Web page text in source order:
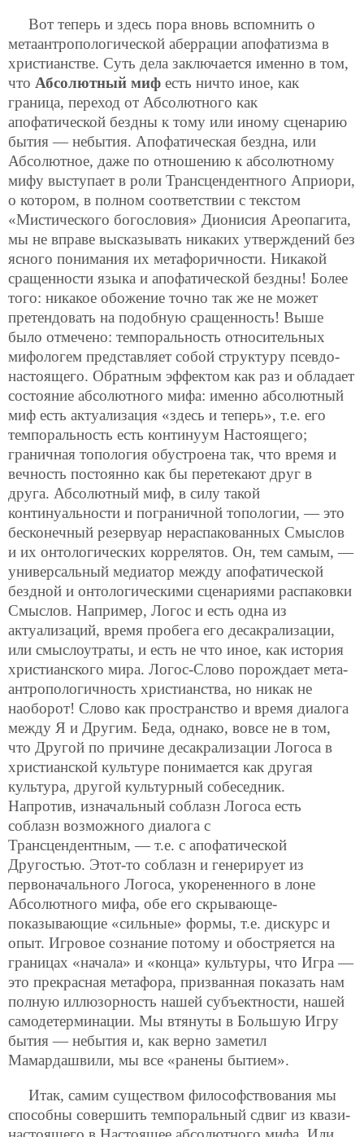
Вот теперь и здесь пора вновь вспомнить о
метаантропологической аберрации апофатизма в
христианстве. Суть дела заключается именно в том,
что Абсолютный миф есть ничто иное, как
граница, переход от Абсолютного как
апофатической бездны к тому или иному сценарию
бытия — небытия. Апофатическая бездна, или
Абсолютное, даже по отношению к абсолютному
мифу выступает в роли Трансцендентного Априори,
о котором, в полном соответствии с текстом
«Мистического богословия» Дионисия Ареопагита,
мы не вправе высказывать никаких утверждений без
ясного понимания их метафоричности. Никакой
сращенности языка и апофатической бездны! Более
того: никакое обожение точно так же не может
претендовать на подобную сращенность! Выше
было отмечено: темпоральность относительных
мифологем представляет собой структуру псевдо-
настоящего. Обратным эффектом как раз и обладает
состояние абсолютного мифа: именно абсолютный
миф есть актуализация «здесь и теперь», т.е. его
темпоральность есть континуум Настоящего;
граничная топология обустроена так, что время и
вечность постоянно как бы перетекают друг в
друга. Абсолютный миф, в силу такой
континуальности и пограничной топологии, — это
бесконечный резервуар нераспакованных Смыслов
и их онтологических коррелятов. Он, тем самым, —
универсальный медиатор между апофатической
бездной и онтологическими сценариями распаковки
Смыслов. Например, Логос и есть одна из
актуализаций, время пробега его десакрализации,
или смыслоутраты, и есть не что иное, как история
христианского мира. Логос-Слово порождает мета-
антропологичность христианства, но никак не
наоборот! Слово как пространство и время диалога
между Я и Другим. Беда, однако, вовсе не в том,
что Другой по причине десакрализации Логоса в
христианской культуре понимается как другая
культура, другой культурный собеседник.
Напротив, изначальный соблазн Логоса есть
соблазн возможного диалога с
Трансцендентным, — т.е. с апофатической
Другостью. Этот-то соблазн и генерирует из
первоначального Логоса, укорененного в лоне
Абсолютного мифа, обе его скрывающе-
показывающие «сильные» формы, т.е. дискурс и
опыт. Игровое сознание потому и обостряется на
границах «начала» и «конца» культуры, что Игра —
это прекрасная метафора, призванная показать нам
полную иллюзорность нашей субъектности, нашей
самодетерминации. Мы втянуты в Большую Игру
бытия — небытия и, как верно заметил
Мамардашвили, мы все «ранены бытием».
Итак, самим существом философствования мы
способны совершить темпоральный сдвиг из квази-